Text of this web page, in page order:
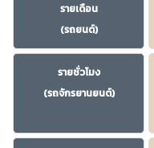
รายเดือน
(รถยนต์)
รายชั่วโมง
(รถจักรยานยนต์)